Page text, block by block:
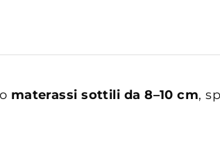
materassi sottili da 8–10 cm,